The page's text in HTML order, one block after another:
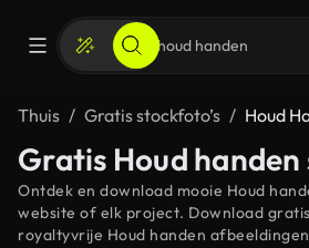
Thuis Gratis stockfoto’s Houd
Gratis Houd
Ontdek en download mooie Houd
website of elk project. Download
royaltyvrije Houd handen